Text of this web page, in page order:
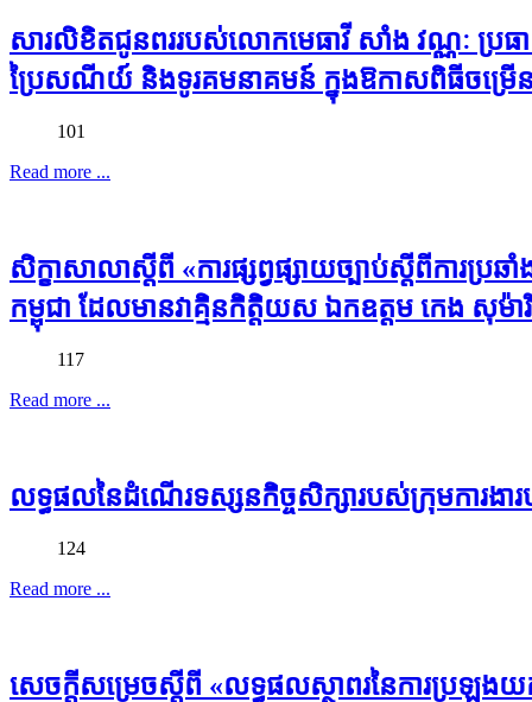
សារលិខិតជូនពររបស់លោកមេធាវី សាំង វណ្ណៈ ប្រធាន
ប្រៃសណីយ៍ និងទូរគមនាគមន៍ ក្នុងឱកាសពិធីចម្រើ
101
Read more ...
សិក្ខាសាលាស្តីពី «ការផ្សព្វផ្សាយច្បាប់ស្ដីពីការប្
កម្ពុជា ដែលមានវាគ្មិនកិត្តិយស ឯកឧត្តម កេង សុម៉ា
117
Read more ...
លទ្ធផលនៃដំណើរទស្សនកិច្ចសិក្សារបស់ក្រុមការង
124
Read more ...
សេចក្តីសម្រេចស្តីពី «លទ្ធផលស្ថាពរនៃការប្រឡងយ